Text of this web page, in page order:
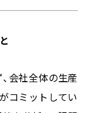
会社全体の生産
コミットしてい